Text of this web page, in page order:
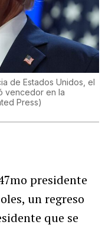
de Estados Unidos, el
vencedor en la
Press)
presidente
un regreso
que se